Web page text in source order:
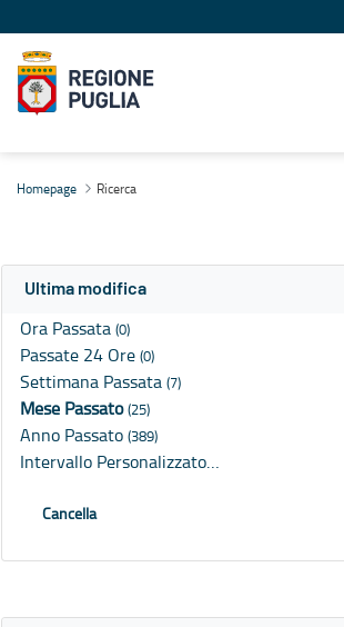
Homepage Ricerca
Ultima modifica
Ora Passata (0)
Passate 24 Ore (0)
Settimana Passata (7)
Mese Passato(25)
Anno Passato (389)
Intervallo Personalizzato…
Cancella